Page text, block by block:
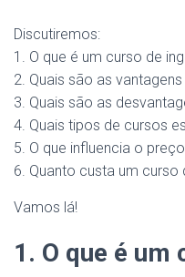
Discutiremos:
1. O que é um curso de
2. Quais são as
3. Quais são as
4. Quais tipos de cursos
5. O que influencia o
6. Quanto custa um curso
Vamos lá!
1. O que é um